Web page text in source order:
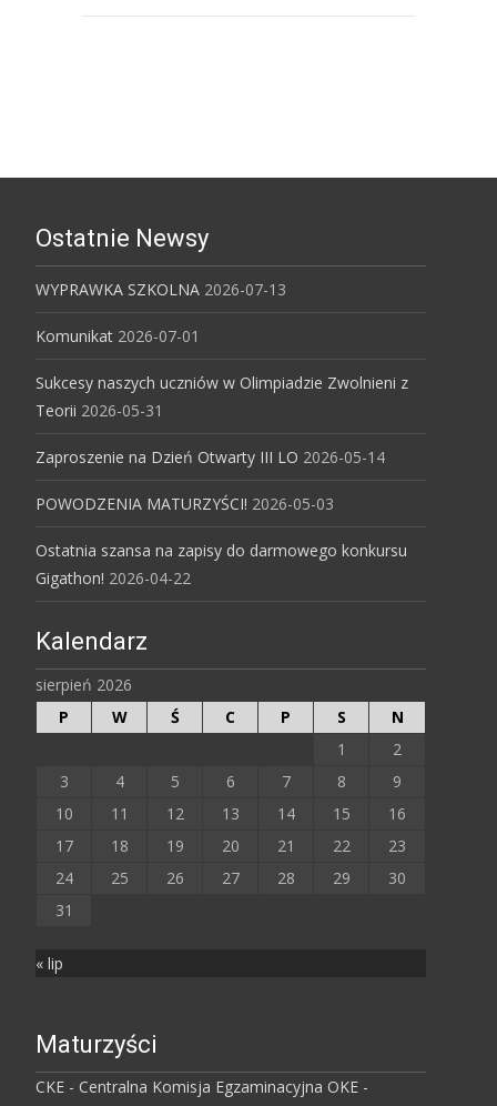
Ostatnie Newsy
WYPRAWKA SZKOLNA 2026-07-13
Komunikat 2026-07-01
Sukcesy naszych uczniów w Olimpiadzie Zwolnieni z
Teorii 2026-05-31
Zaproszenie na Dzień Otwarty III LO 2026-05-14
POWODZENIA MATURZYŚCI! 2026-05-03
Ostatnia szansa na zapisy do darmowego konkursu
Gigathon! 2026-04-22
Kalendarz
sierpień 2026
P
W Ś C P S
N
1
2
3
4 5 6 7 8
9
10
11 12 13 14 15
16
17
18 19 20 21 22
23
24
25 26 27 28 29
30
31
« lip
Maturzyści
CKE - Centralna Komisja Egzaminacyjna OKE -